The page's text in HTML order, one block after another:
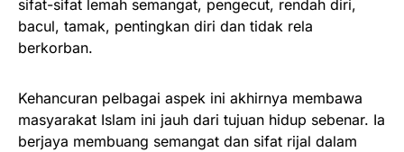
sifat-sifat lemah semangat, pengecut, rendah diri,
bacul, tamak, pentingkan diri dan tidak rela
berkorban.
Kehancuran pelbagai aspek ini akhirnya membawa
masyarakat Islam ini jauh dari tujuan hidup sebenar. Ia
berjaya membuang semangat dan sifat rijal dalam